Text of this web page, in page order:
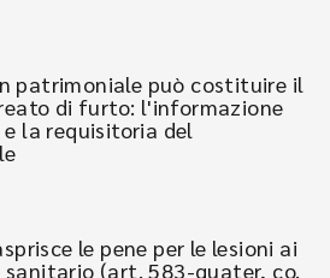
patrimoniale può costituire il
di furto: l'informazione
e la requisitoria del
le pene per le lesioni ai
sanitario (art. 583-quater, co.